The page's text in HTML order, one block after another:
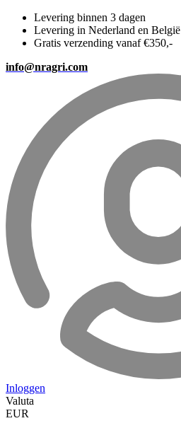
Levering binnen 3 dagen
Levering in Nederland en België
Gratis verzending vanaf €350,-
info@nragri.com
Inloggen
Valuta
EUR